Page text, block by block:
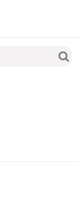
Search